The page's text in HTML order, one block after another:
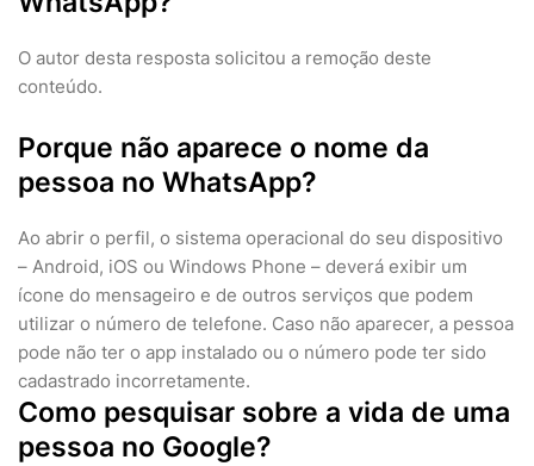
O autor desta resposta solicitou a remoção deste
conteúdo.
Porque não aparece o nome da
pessoa no WhatsApp?
Ao abrir o perfil, o sistema operacional do seu dispositivo
– Android, iOS ou Windows Phone – deverá exibir um
ícone do mensageiro e de outros serviços que podem
utilizar o número de telefone. Caso não aparecer, a pessoa
pode não ter o app instalado ou o número pode ter sido
cadastrado incorretamente.
Como pesquisar sobre a vida de uma
pessoa no Google?